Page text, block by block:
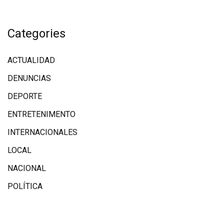
Categories
ACTUALIDAD
DENUNCIAS
DEPORTE
ENTRETENIMENTO
INTERNACIONALES
LOCAL
NACIONAL
POLÍTICA